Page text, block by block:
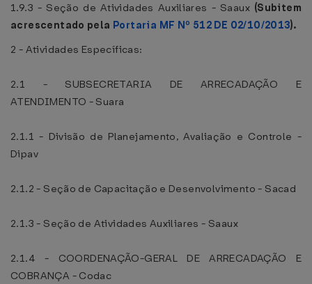
1.9.3 - Seção de Atividades Auxiliares - Saaux (Subitem
acrescentado pela Portaria MF Nº 512 DE 02/10/2013).
2 - Atividades Específicas:
2.1 - SUBSECRETARIA DE ARRECADAÇÃO E
ATENDIMENTO - Suara
2.1.1 - Divisão de Planejamento, Avaliação e Controle -
Dipav
2.1.2 - Seção de Capacitação e Desenvolvimento - Sacad
2.1.3 - Seção de Atividades Auxiliares - Saaux
2.1.4 - COORDENAÇÃO-GERAL DE ARRECADAÇÃO E
COBRANÇA - Codac